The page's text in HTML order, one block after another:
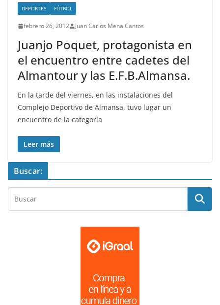
DEPORTES FÚTBOL
febrero 26, 2012 Juan Carlos Mena Cantos
Juanjo Poquet, protagonista en
el encuentro entre cadetes del
Almantour y las E.F.B.Almansa.
En la tarde del viernes, en las instalaciones del
Complejo Deportivo de Almansa, tuvo lugar un
encuentro de la categoría
Leer más
Buscar: